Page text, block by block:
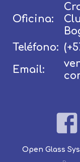
Oficina:
Teléfono:
Email:
Open Glass
Contraseña:
Recordar